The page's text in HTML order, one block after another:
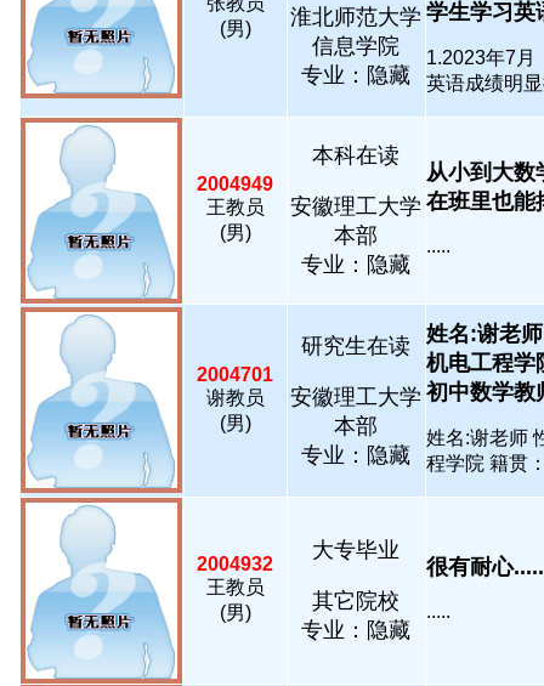
(男)
淮北师范大学
信息学院
专业：隐藏
学生学习英
1.2023年7月
英语成绩明
2004949
王教员
(男)
本科在读
安徽理工大学
本部
专业：隐藏
从小到大数
在班里也能
.....
2004701
谢教员
(男)
研究生在读
安徽理工大学
本部
专业：隐藏
姓名:谢老
机电工程学
初中数学教
姓名:谢老师
程学院 籍贯
2004932
王教员
(男)
大专毕业
其它院校
专业：隐藏
很有耐心
.....